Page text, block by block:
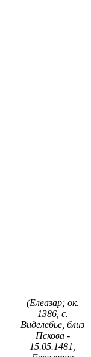
(Елеазар; ок.
1386, с.
Виделебье, близ
Пскова -
15.05.1481,